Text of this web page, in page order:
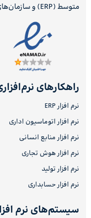
متوسط (ERP) و سازمان‌های دولتی
راهکارهای
نرم افزار ERP
نرم افزار اتوماسیون اداری
نرم افزار منابع انسانی
نرم افزار هوش تجاری
نرم افزار تولید
نرم افزار حسابداری
سیستم‌های نرم